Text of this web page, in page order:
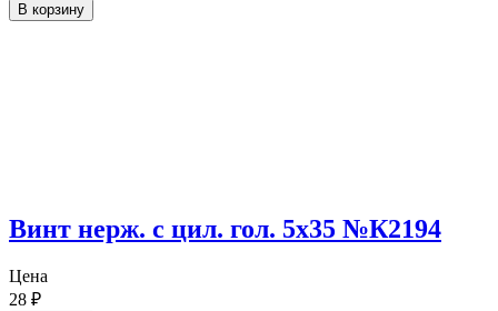
В корзину
Винт нерж. с цил. гол. 5х35 №К2194
Цена
28 ₽